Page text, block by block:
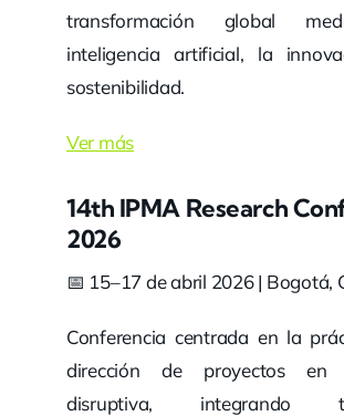
transformación global
inteligencia artificial, la
sostenibilidad.
Ver más
14th IPMA Research
2026
📅 15–17 de abril 2026 | Bogotá,
Conferencia centrada en la
dirección de proyectos
disruptiva, integrando